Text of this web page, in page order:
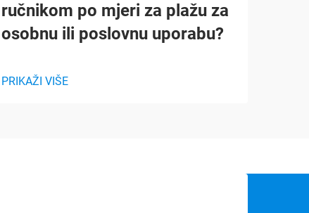
ručnikom po mjeri za plažu za
osobnu ili poslovnu uporabu?
PRIKAŽI VIŠE